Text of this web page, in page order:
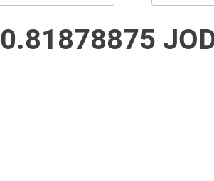
0.81878875